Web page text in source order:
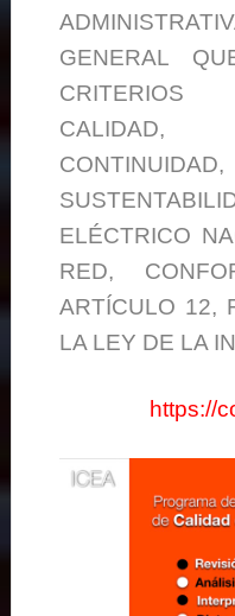
GENERAL
CALIDAD,
ELÉCTRICO
RED,
ARTÍCULO 12,
LA LEY DE LA
https://